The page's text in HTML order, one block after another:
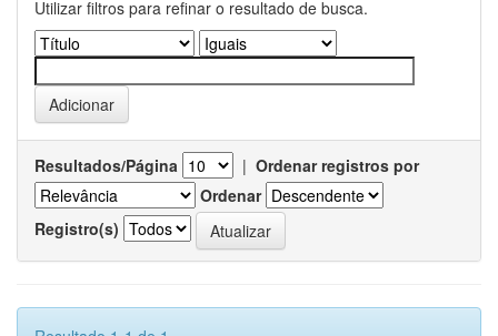
Utilizar filtros para refinar o resultado de busca.
Resultados/Página | Ordenar registros por
Ordenar
Registro(s)